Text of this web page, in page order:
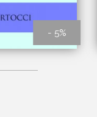
- 5%